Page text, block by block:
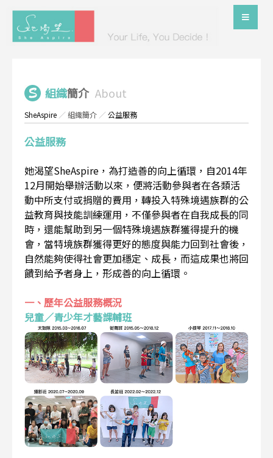
組織簡介 About
SheAspire ／組織簡介 ／公益服務
公益服務
她渴望SheAspire，為打造善的向上循環，自2014年
12月開始舉辦活動以來，便將活動參與者在各類活
動中所支付或捐贈的費用，轉投入特殊境遇族群的公
益教育與技能訓練運用，不僅參與者在自我成長的同
時，還能幫助到另一個特殊境遇族群獲得提升的機
會，當特境族群獲得更好的態度與能力回到社會後，
自然能夠使得社會更加穩定、成長，而這成果也將回
饋到給予者身上，形成善的向上循環。
一、歷年公益服務概況
兒童／青少年才藝課輔班